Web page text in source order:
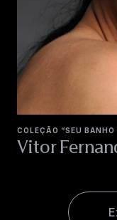
COLEÇÃO “SEU
Vitor